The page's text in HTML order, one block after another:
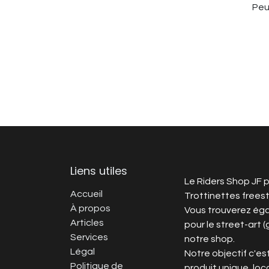
Liens utiles
Accueil
À propos
Articles
Services
Légal
Politique de
Le Riders Shop JF
Trottinettes
Vous trouverez
pour le street-art
notre shop.
Notre objectif